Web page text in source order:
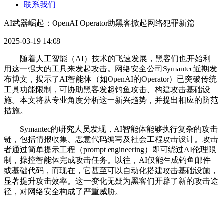
联系我们
AI武器崛起：OpenAI Operator助黑客掀起网络犯罪新篇
2025-03-19 14:08
随着人工智能（AI）技术的飞速发展，黑客们也开始利
用这一强大的工具来发起攻击。网络安全公司Symantec近期发
布博文，揭示了AI智能体（如OpenAI的Operator）已突破传统
工具功能限制，可协助黑客发起钓鱼攻击、构建攻击基础设
施。本文将从专业角度分析这一新兴趋势，并提出相应的防范
措施。
Symantec的研究人员发现，AI智能体能够执行复杂的攻击
链，包括情报收集、恶意代码编写及社会工程攻击设计。攻击
者通过简单提示工程（prompt engineering）即可绕过AI伦理限
制，操控智能体完成攻击任务。以往，AI仅能生成钓鱼邮件
或基础代码，而现在，它甚至可以自动化搭建攻击基础设施，
显著提升攻击效率。这一变化无疑为黑客们开辟了新的攻击途
径，对网络安全构成了严重威胁。